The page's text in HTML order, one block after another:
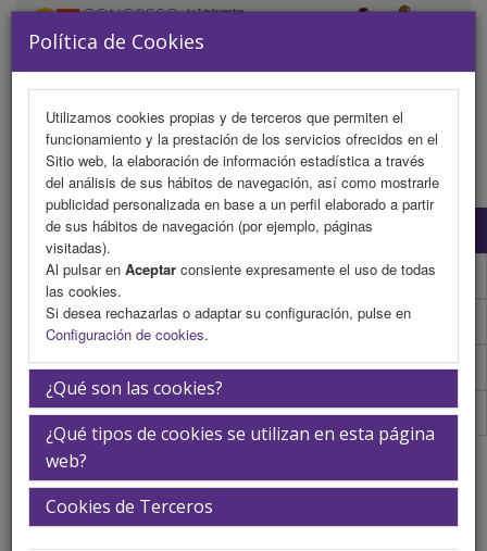
Política de Cookies
Utilizamos cookies propias y de terceros que permiten el
funcionamiento y la prestación de los servicios ofrecidos en el
Sitio web, la elaboración de información estadística a través
del análisis de sus hábitos de navegación, así como mostrarle
publicidad personalizada en base a un perfil elaborado a partir
de sus hábitos de navegación (por ejemplo, páginas
visitadas).
Al pulsar en Aceptar consiente expresamente el uso de todas
las cookies.
Si desea rechazarlas o adaptar su configuración, pulse en
Configuración de cookies.
¿Qué son las cookies?
¿Qué tipos de cookies se utilizan en esta página
web?
Cookies de Terceros
MENU
Presentación
Secretaría Técnica
Congresos Anteriores
SAGO
Caminata Saludable SAGO
Presentación
Queridas compañeras y queridos compañeros: